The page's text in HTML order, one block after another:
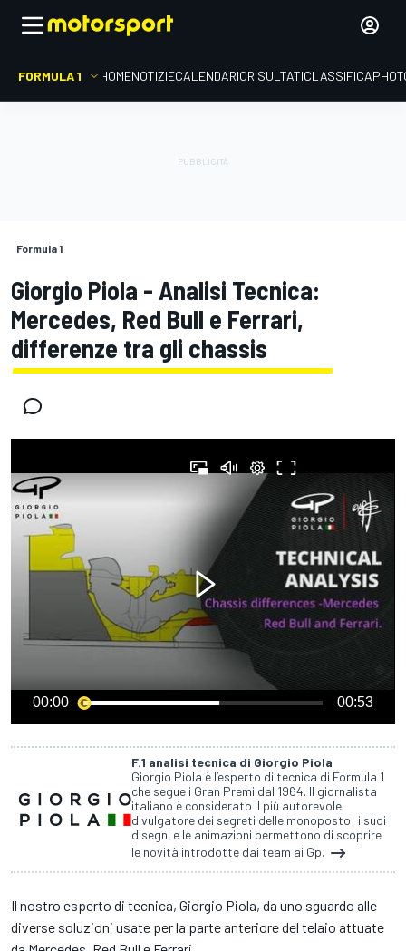
FORMULA 1 HOMENOTIZIECALENDARIORISULTATICLASSIFICA
Formula 1
Giorgio Piola - Analisi Tecnica:
Mercedes, Red Bull e Ferrari,
differenze tra gli chassis
00:00 00:53
F.1 analisi tecnica di Giorgio Piola
Giorgio Piola è l’esperto di tecnica di Formula 1
che segue i Gran Premi dal 1964. Il giornalista
italiano è considerato il più autorevole
divulgatore dei segreti delle monoposto: i suoi
disegni e le animazioni permettono di scoprire
le novità introdotte dai team ai Gp.
Il nostro esperto di tecnica, Giorgio Piola, da uno sguardo alle
diverse soluzioni usate per la parte anteriore del telaio attuate